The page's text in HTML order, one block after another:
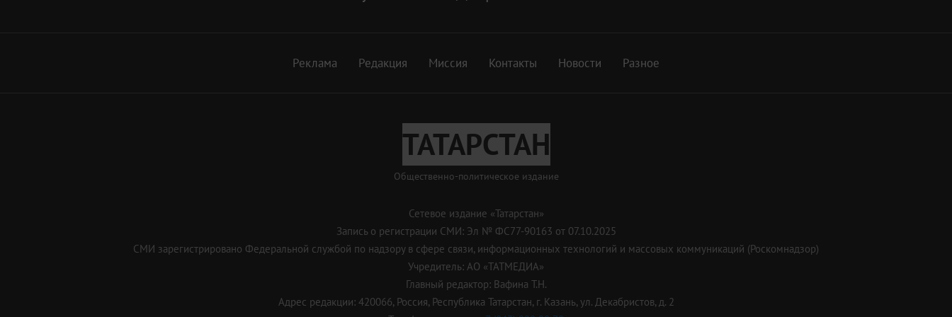
Реклама Редакция Миссия Контакты Новости Разное
ТАТАРСТАН
Общественно-политическое издание
Сетевое издание «Татарстан»
Запись о регистрации СМИ: Эл № ФС77-90163 от 07.10.2025
СМИ зарегистрировано Федеральной службой по надзору в сфере связи, информационных технологий и массовых коммуникаций (Роскомнадзор)
Учредитель: АО «ТАТМЕДИА»
Главный редактор: Вафина Т.Н.
Адрес редакции: 420066, Россия, Республика Татарстан, г. Казань, ул. Декабристов, д. 2